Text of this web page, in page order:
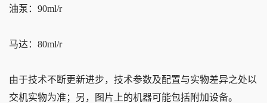
油泵：90ml/r
马达：80ml/r
由于技术不断更新进步，技术参数及配置与实物差异之处以
交机实物为准；另，图片上的机器可能包括附加设备。